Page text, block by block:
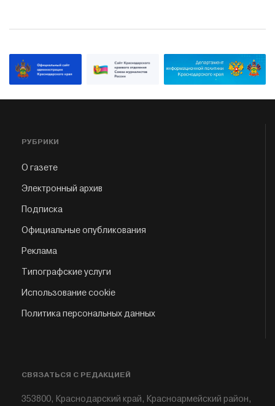
РУБРИКИ
О газете
Электронный архив
Подписка
Официальные опубликования
Реклама
Типографские услуги
Использование cookie
Политика персональных данных
СВЯЗАТЬСЯ С РЕДАКЦИЕЙ
353800, Краснодарский край, Красноармейский район,